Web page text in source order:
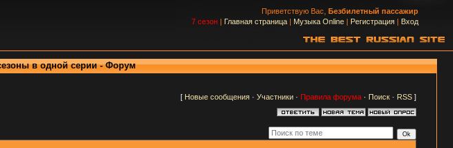
Приветствую Вас, Безбилетный пассажир
7 сезон | Главная страница | Музыка Online | Регистрация | Вход
в одной серии - Форум
[ Новые сообщения· Участники· Правила форума· Поиск· RSS]